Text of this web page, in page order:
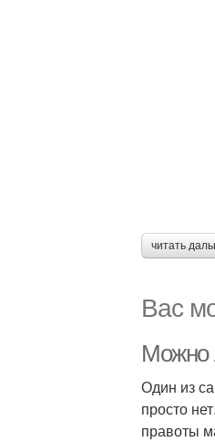
читать
Вас
Можно
Один из
просто
правоты